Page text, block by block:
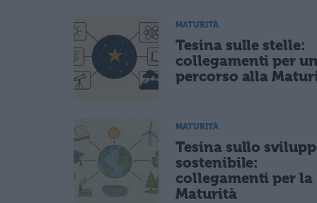
Ho letto e acconsento l'informativa
Acconsento all'uso dei miei dati da parte di terzi per
CONFERMA E PUBBLICA
MATURITÀ
Tesina sulle stelle:
collegamenti per un
percorso alla
MATURITÀ
Tesina sullo
sostenibile:
collegamenti per la
Maturità